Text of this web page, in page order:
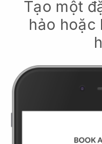
Tạo một
hảo hoặc